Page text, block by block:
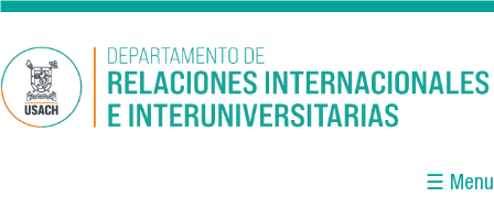
Pasar al contenido principal
☰ Menu